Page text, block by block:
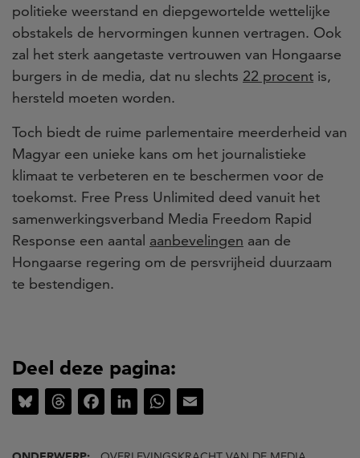
politieke weerstand en diepgewortelde wettelijke
obstakels de hervormingen kunnen vertragen. Ook
zal het sterk aangetaste vertrouwen van Hongaarse
burgers in de media, dat nu slechts 22 procent is,
hersteld moeten worden.
Toch biedt de ruime parlementaire meerderheid van
Magyar een unieke kans om het journalistieke
klimaat te verbeteren en te beschermen voor de
toekomst. Free Press Unlimited deed vanuit het
samenwerkingsverband Media Freedom Rapid
Response een aantal aanbevelingen aan de
Hongaarse regering om de persvrijheid duurzaam
te bestendigen.
Deel deze pagina:
Bluesky ThreadsFacebookLinkedInWhatsApp